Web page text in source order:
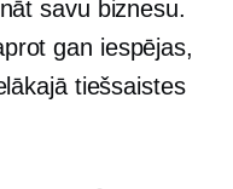
savu biznesu.
gan iespējas,
tiešsaistes